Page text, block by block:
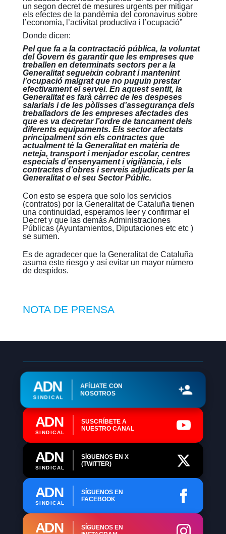
un segon decret de mesures urgents per mitigar
els efectes de la pandèmia del coronavirus sobre
l’economia, l’activitat productiva i l’ocupació”
Donde dicen:
Pel que fa a la contractació pública, la voluntat
del Govern és garantir que les empreses que
treballen en determinats sectors per a la
Generalitat segueixin cobrant i mantenint
l’ocupació malgrat que no puguin prestar
efectivament el servei. En aquest sentit, la
Generalitat es farà càrrec de les despeses
salarials i de les pòlisses d’assegurança dels
treballadors de les empreses afectades des
que es va decretar l’ordre de tancament dels
diferents equipaments. Els sector afectats
principalment són els contractes que
actualment té la Generalitat en matèria de
neteja, transport i menjador escolar, centres
especials d’ensenyament i vigilància, i els
contractes d’obres i serveis adjudicats per la
Generalitat o el seu Sector Públic.
Con esto se espera que solo los servicios
(contratos) por la Generalitat de Cataluña tienen
una continuidad, esperamos leer y confirmar el
Decret y que las demás Administraciones
Públicas (Ayuntamientos, Diputaciones etc etc )
se sumen.
Es de agradecer que la Generalitat de Cataluña
asuma este riesgo y así evitar un mayor número
de despidos.
NOTA DE PRENSA
ADN
SINDICAL
AFÍLIATE CON
NOSOTROS
ADN
SINDICAL
SUSCRÍBETE A
NUESTRO CANAL
ADN
SINDICAL
SÍGUENOS EN X
(TWITTER)
ADN
SINDICAL
SÍGUENOS EN
FACEBOOK
ADN
SÍGUENOS EN